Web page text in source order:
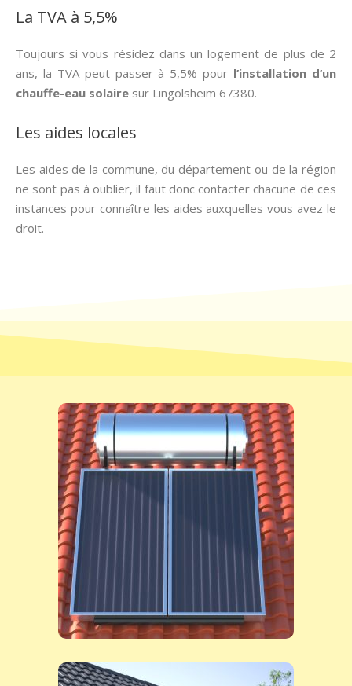
La TVA à 5,5%
Toujours si vous résidez dans un logement de plus de 2
ans, la TVA peut passer à 5,5% pour l’installation d’un
chauffe-eau solaire sur Lingolsheim 67380.
Les aides locales
Les aides de la commune, du département ou de la région
ne sont pas à oublier, il faut donc contacter chacune de ces
instances pour connaître les aides auxquelles vous avez le
droit.